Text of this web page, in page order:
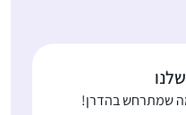
שמתרחש בהדרן!